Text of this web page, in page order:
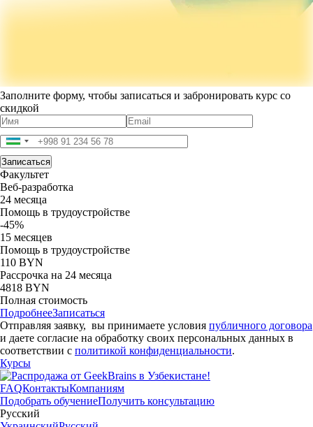
Заполните форму, чтобы записаться и забронировать курс со
скидкой
Факультет
Веб-разработка
24 месяца
Помощь в трудоустройстве
-45%
15 месяцев
Помощь в трудоустройстве
110 BYN
Рассрочка на 24 месяца
4818 BYN
Полная стоимость
ПодробнееЗаписаться
Отправляя заявку, вы принимаете условия публичного договора
и даете согласие на обработку своих персональных данных в
соответствии с политикой конфиденциальности.
Курсы
FAQКонтактыКомпаниям
Подобрать обучениеПолучить консультацию
Русский